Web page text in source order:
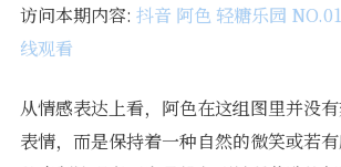
访问本期内容: 抖音 阿色 轻糖乐园
线观看
从情感表达上看，阿色在这组图里并没
表情，而是保持着一种自然的微笑或若